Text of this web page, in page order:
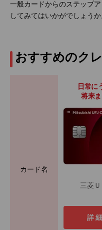
一般カードからのステップ
してみてはいかがでしょうか
おすすめのク
カード名
日常に
将来ま
三菱
詳